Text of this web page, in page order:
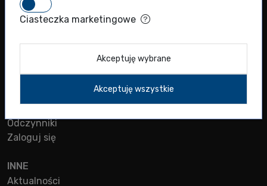
Produkty naukowe
Producenci
Odczynniki
Zaloguj się
INNE
Aktualności
Ciasteczka marketingowe
Akceptuję wybrane
Akceptuję wszystkie